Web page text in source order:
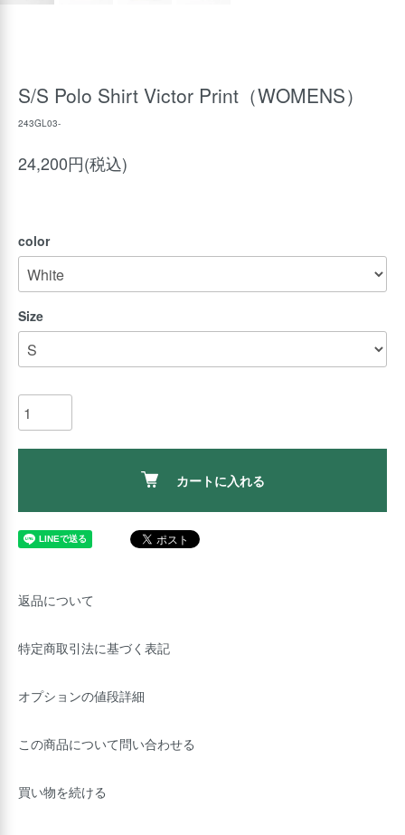
S/S Polo Shirt Victor Print（WOMENS）
243GL03-
24,200円(税込)
color
Size
カートに入れる
返品について
特定商取引法に基づく表記
オプションの値段詳細
この商品について問い合わせる
買い物を続ける